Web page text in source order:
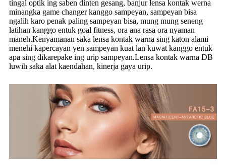
tingal optik ing saben dinten gesang, banjur lensa kontak werna
minangka game changer kanggo sampeyan, sampeyan bisa
ngalih karo penak paling sampeyan bisa, mung mung seneng
latihan kanggo entuk goal fitness, ora ana rasa ora nyaman
maneh.Kenyamanan saka lensa kontak warna sing katon alami
menehi kapercayan yen sampeyan kuat lan kuwat kanggo entuk
apa sing dikarepake ing urip sampeyan.Lensa kontak warna DB
luwih saka alat kaendahan, kinerja gaya urip.